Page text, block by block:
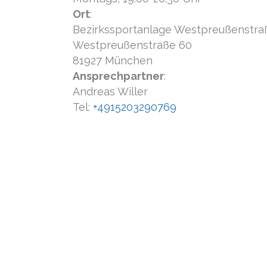
Ort:
Bezirkssportanlage
Westpreußenstraße 60
81927 München
Ansprechpartner:
Andreas Willer
Tel: +4915203290769